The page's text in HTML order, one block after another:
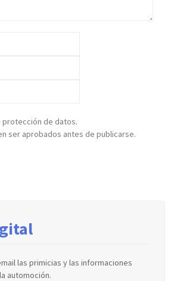
de datos.
ser aprobados antes de publicarse.
las primicias y las informaciones
automoción.